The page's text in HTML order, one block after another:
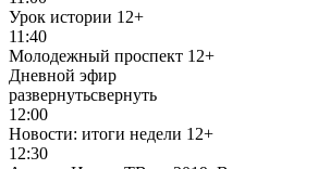
Урок истории 12+
11:40
Молодежный проспект 12+
Дневной эфир
развернутьсвернуть
12:00
Новости: итоги недели 12+
12:30